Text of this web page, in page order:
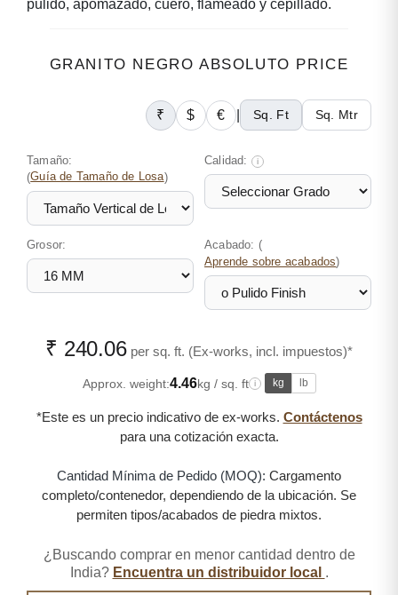
pulido, apomazado, cuero, flameado y cepillado.
GRANITO NEGRO ABSOLUTO PRICE
₹ $ € Sq. Ft Sq. Mtr
Tamaño:
(Guía de Tamaño de Losa)
Calidad: i
Grosor: Acabado: (
Aprende sobre acabados)
₹ 240.06 per sq. ft. (Ex-works, incl. impuestos)*
Approx. weight:4.46kg / sq. ft i kg lb
*Este es un precio indicativo de ex-works. Contáctenos
para una cotización exacta.
Cantidad Mínima de Pedido (MOQ): Cargamento
completo/contenedor, dependiendo de la ubicación. Se
permiten tipos/acabados de piedra mixtos.
¿Buscando comprar en menor cantidad dentro de
India? Encuentra un distribuidor local .